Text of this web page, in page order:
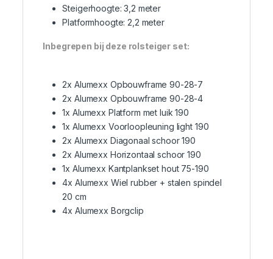
Steigerhoogte: 3,2 meter
Platformhoogte: 2,2 meter
Inbegrepen bij deze rolsteiger set:
2x Alumexx Opbouwframe 90-28-7
2x Alumexx Opbouwframe 90-28-4
1x Alumexx Platform met luik 190
1x Alumexx Voorloopleuning light 190
2x Alumexx Diagonaal schoor 190
2x Alumexx Horizontaal schoor 190
1x Alumexx Kantplankset hout 75-190
4x Alumexx Wiel rubber + stalen spindel
20 cm
4x Alumexx Borgclip